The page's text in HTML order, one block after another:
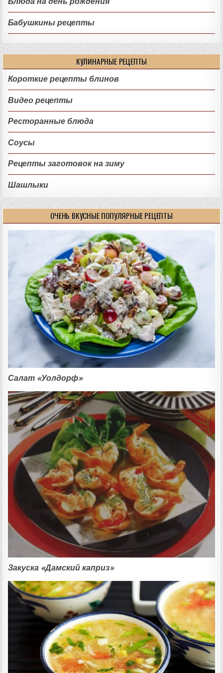
Бабушкины рецепты
КУЛИНАРНЫЕ РЕЦЕПТЫ
Короткие рецепты блинов
Видео рецепты
Ресторанные блюда
Соусы
Рецепты заготовок на зиму
Шашлыки
ОЧЕНЬ ВКУСНЫЕ ПОПУЛЯРНЫЕ РЕЦЕПТЫ
Салат «Уолдорф»
Закуска «Дамский каприз»